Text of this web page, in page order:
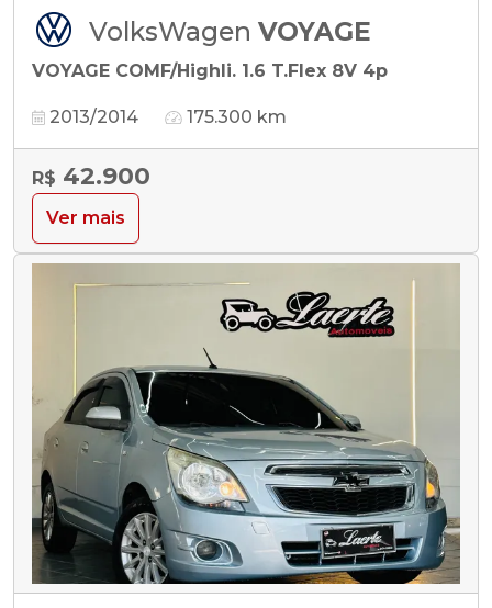
VolksWagen VOYAGE
VOYAGE COMF/Highli. 1.6 T.Flex 8V 4p
2013/2014 175.300 km
R$ 42.900
Ver mais